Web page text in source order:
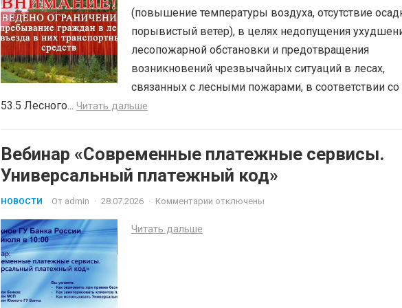
(повышение температуры воздуха, отсутствие
порывистый ветер), в целях недопущения
лесопожарной обстановки и предотвращения
возникновений чрезвычайных ситуаций в лесах,
связанных с лесными пожарами, в соответствии со
53.5 Лесного... Читать дальше
Вебинар «Современные платежные сервисы.
Универсальный платежный код»
НОВОСТИ От admin · 28.07.2026 · Комментарии отключены
Читать дальше